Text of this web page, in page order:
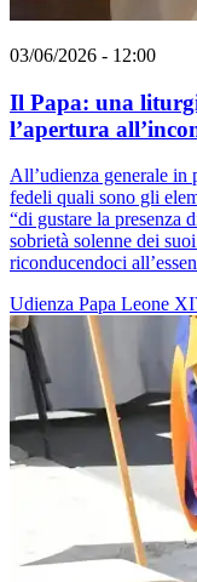
03/06/2026 - 12:00
Il Papa: una
l’apertura
All’udienza generale in
fedeli quali sono gli
“di gustare la presenza
sobrietà solenne dei
riconducendoci
Udienza Papa Leone